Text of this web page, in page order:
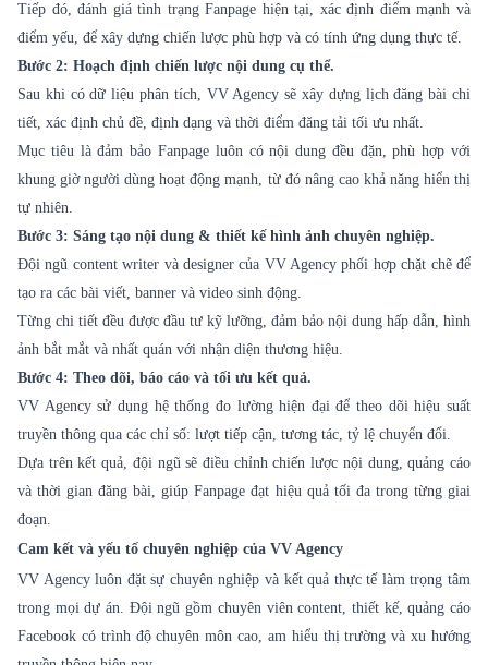
Tiếp đó, đánh giá tình trạng Fanpage hiện tại, xác định điểm mạnh và
điểm yếu, để xây dựng chiến lược phù hợp và có tính ứng dụng thực tế.
Bước 2: Hoạch định chiến lược nội dung cụ thể.
Sau khi có dữ liệu phân tích, VV Agency sẽ xây dựng lịch đăng bài chi
tiết, xác định chủ đề, định dạng và thời điểm đăng tải tối ưu nhất.
Mục tiêu là đảm bảo Fanpage luôn có nội dung đều đặn, phù hợp với
khung giờ người dùng hoạt động mạnh, từ đó nâng cao khả năng hiển thị
tự nhiên.
Bước 3: Sáng tạo nội dung & thiết kế hình ảnh chuyên nghiệp.
Đội ngũ content writer và designer của VV Agency phối hợp chặt chẽ để
tạo ra các bài viết, banner và video sinh động.
Từng chi tiết đều được đầu tư kỹ lưỡng, đảm bảo nội dung hấp dẫn, hình
ảnh bắt mắt và nhất quán với nhận diện thương hiệu.
Bước 4: Theo dõi, báo cáo và tối ưu kết quả.
VV Agency sử dụng hệ thống đo lường hiện đại để theo dõi hiệu suất
truyền thông qua các chỉ số: lượt tiếp cận, tương tác, tỷ lệ chuyển đổi.
Dựa trên kết quả, đội ngũ sẽ điều chỉnh chiến lược nội dung, quảng cáo
và thời gian đăng bài, giúp Fanpage đạt hiệu quả tối đa trong từng giai
đoạn.
Cam kết và yếu tố chuyên nghiệp của VV Agency
VV Agency luôn đặt sự chuyên nghiệp và kết quả thực tế làm trọng tâm
trong mọi dự án. Đội ngũ gồm chuyên viên content, thiết kế, quảng cáo
Facebook có trình độ chuyên môn cao, am hiểu thị trường và xu hướng